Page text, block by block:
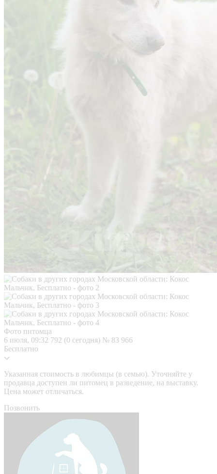
Фото питомца
6 июля, 09:32 792 (0 сегодня) № 83 966
Бесплатно
Указанная стоимость в любимцы (в семью). Уточняйте у
продавца доступен ли питомец в разведение, на выставку.
Цена может отличаться.
Позвонить